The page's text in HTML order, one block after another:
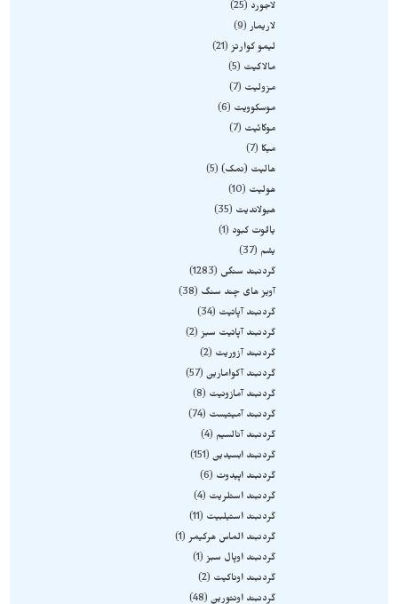
لاجورد
25
لاریمار 9
لیمو کوارتز 21
مالاکیت
5
مزولیت
7
موسکوویت
6
موکائیت
7
میکا
7
هالیت (نمک) 5
هولیت
10
هیولاندیت
35
یاقوت کبود
1
یشم
37
گردنبند سنگی
1283
آویز های چند سنگ
38
گردنبند آپاتیت
34
گردنبند آپاتیت سبز 2
گردنبند آزوریت
2
گردنبند آکوامارین 57
گردنبند آمازونیت
8
گردنبند آمیتیست
74
گردنبند آنالسیم
4
گردنبند ابسیدین 151
گردنبند اپیدوت
6
گردنبند استلریت
4
گردنبند استیلبیت
11
گردنبند الماس هرکیمر 1
گردنبند اوپال سبز 1
گردنبند اوناکیت
2
گردنبند اونتورین 48